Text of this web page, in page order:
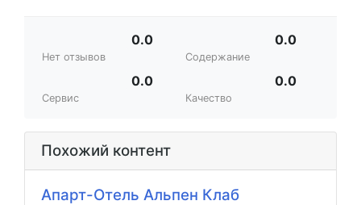
0.0
Нет отзывов
0.0
Содержание
0.0
Сервис
0.0
Качество
Похожий контент
Апарт-Отель Альпен Клаб